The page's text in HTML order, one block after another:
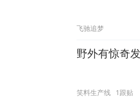
飞驰追梦
野外有惊奇
笑料生产线 1跟贴